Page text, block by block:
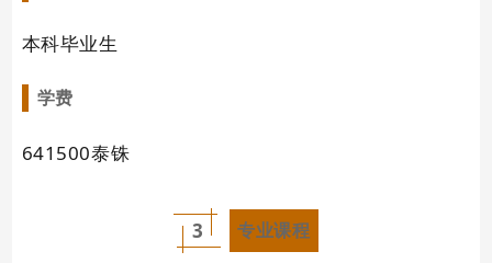
本科毕业生
学费
641500泰铢
3 专业课程